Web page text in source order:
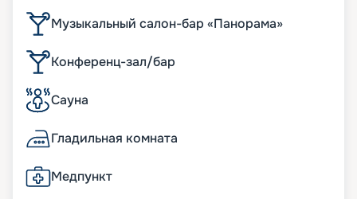
Музыкальный салон-бар «Панорама»
Конференц-зал/бар
Сауна
Гладильная комната
Медпункт